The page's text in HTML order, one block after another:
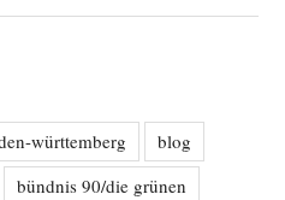
württemberg
blog
bündnis 90/die grünen